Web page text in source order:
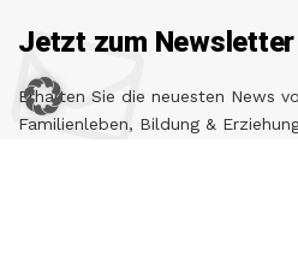
Jetzt zum
Erhalten Sie die neuesten News
Familienleben, Bildung &